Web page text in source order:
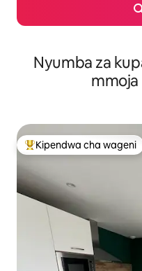
Nyumba za
mmoja
Kipendwa maarufu cha
Kipendwa cha wageni